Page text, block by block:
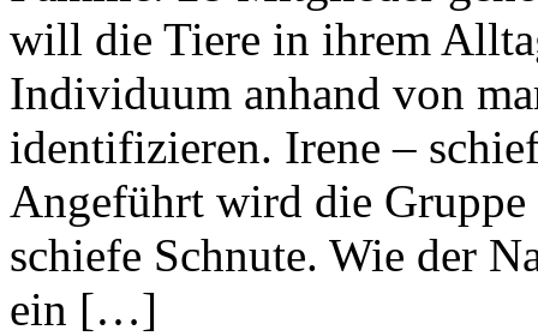
will die Tiere in ihrem
Individuum anhand von
identifizieren. Irene –
Angeführt wird die
schiefe Schnute. Wie der
ein […]